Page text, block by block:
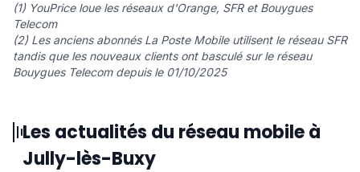
(1) YouPrice loue les réseaux d'Orange, SFR et Bouygues
Telecom
(2) Les anciens abonnés La Poste Mobile utilisent le réseau SFR
tandis que les nouveaux clients ont basculé sur le réseau
Bouygues Telecom depuis le 01/10/2025
Les actualités du réseau mobile à
Jully-lès-Buxy